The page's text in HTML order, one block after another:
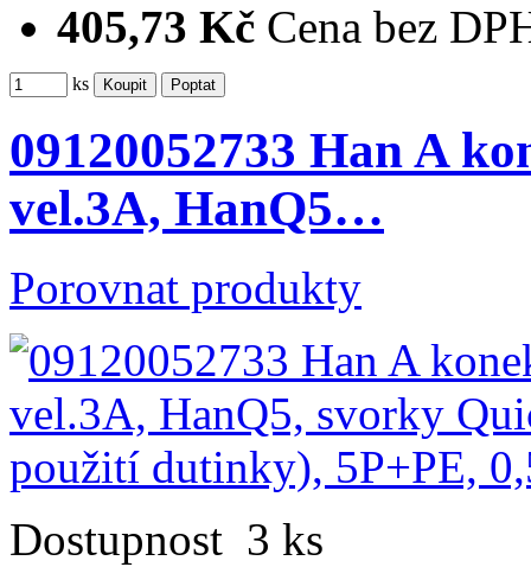
405,73 Kč Cena bez
ks
09120052733 Han A
vel.3A, HanQ5…
Porovnat produkty
Dostupnost 3 ks